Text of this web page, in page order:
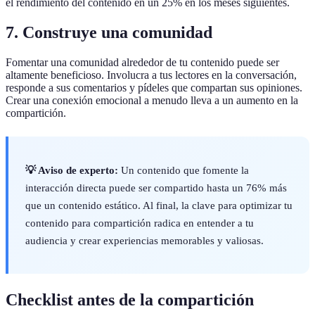
el rendimiento del contenido en un 25% en los meses siguientes.
7. Construye una comunidad
Fomentar una comunidad alrededor de tu contenido puede ser
altamente beneficioso. Involucra a tus lectores en la conversación,
responde a sus comentarios y pídeles que compartan sus opiniones.
Crear una conexión emocional a menudo lleva a un aumento en la
compartición.
💡 Aviso de experto: Un contenido que fomente la
interacción directa puede ser compartido hasta un 76% más
que un contenido estático. Al final, la clave para optimizar tu
contenido para compartición radica en entender a tu
audiencia y crear experiencias memorables y valiosas.
Checklist antes de la compartición